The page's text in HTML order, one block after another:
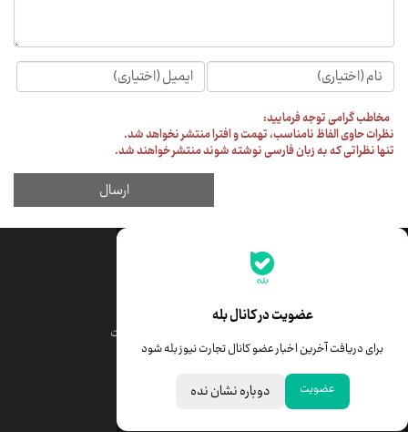
عضویت در کانال بله
برای دریافت آخرین اخبار عضو کانال تجارت نیوز بله شود
عضویت دوباره نشان نده
جدیدترین قیمت‌ها
قیمت درهم امارات
خبرهای مهم